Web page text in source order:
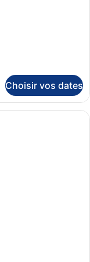
Choisir vos dates